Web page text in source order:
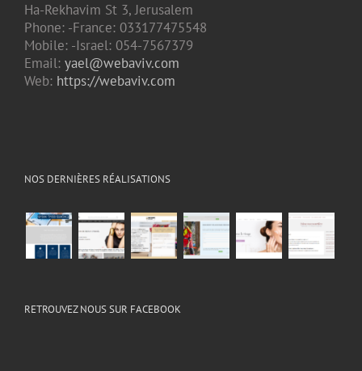
Ha-Rekhavim St 3, Jerusalem
Phone: -France: 033177475548
Mobile: -Israel: 054-7567379
Email: yael@webaviv.com
Web: https://webaviv.com
NOS DERNIÈRES RÉALISATIONS
RETROUVEZ NOUS SUR FACEBOOK